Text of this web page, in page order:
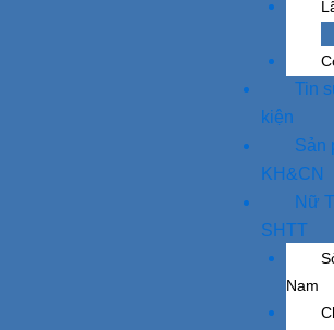
Tin
kiện
Sản
KH&CN
Nữ
SHTT
Nam